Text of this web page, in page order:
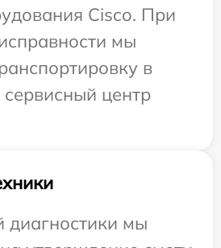
Cisco. При
мы
в
центр
диагностики мы